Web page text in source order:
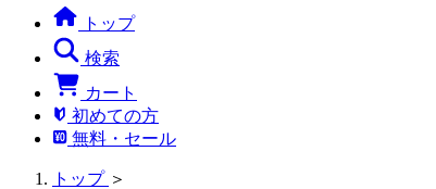
トップ
検索
カート
初めての方
無料・セール
トップ ＞